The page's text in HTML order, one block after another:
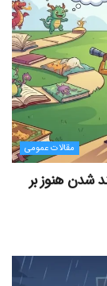
مقالات عمومی
شدن هنوز بر